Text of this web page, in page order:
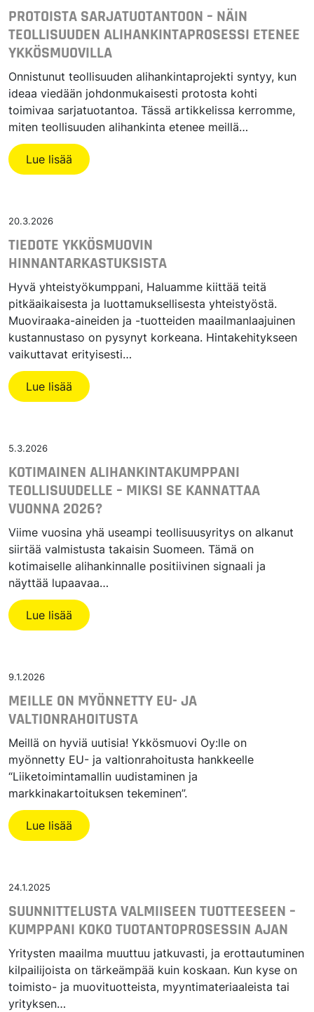
PROTOISTA SARJATUOTANTOON – NÄIN
TEOLLISUUDEN ALIHANKINTAPROSESSI ETENEE
YKKÖSMUOVILLA
Onnistunut teollisuuden alihankintaprojekti syntyy, kun
ideaa viedään johdonmukaisesti protosta kohti
toimivaa sarjatuotantoa. Tässä artikkelissa kerromme,
miten teollisuuden alihankinta etenee meillä…
Lue lisää
20.3.2026
TIEDOTE YKKÖSMUOVIN
HINNANTARKASTUKSISTA
Hyvä yhteistyökumppani, Haluamme kiittää teitä
pitkäaikaisesta ja luottamuksellisesta yhteistyöstä.
Muoviraaka-aineiden ja -tuotteiden maailmanlaajuinen
kustannustaso on pysynyt korkeana. Hintakehitykseen
vaikuttavat erityisesti…
Lue lisää
5.3.2026
KOTIMAINEN ALIHANKINTAKUMPPANI
TEOLLISUUDELLE – MIKSI SE KANNATTAA
VUONNA 2026?
Viime vuosina yhä useampi teollisuusyritys on alkanut
siirtää valmistusta takaisin Suomeen. Tämä on
kotimaiselle alihankinnalle positiivinen signaali ja
näyttää lupaavaa…
Lue lisää
9.1.2026
MEILLE ON MYÖNNETTY EU- JA
VALTIONRAHOITUSTA
Meillä on hyviä uutisia! Ykkösmuovi Oy:lle on
myönnetty EU- ja valtionrahoitusta hankkeelle
“Liiketoimintamallin uudistaminen ja
markkinakartoituksen tekeminen”.
Lue lisää
24.1.2025
SUUNNITTELUSTA VALMIISEEN TUOTTEESEEN –
KUMPPANI KOKO TUOTANTOPROSESSIN AJAN
Yritysten maailma muuttuu jatkuvasti, ja erottautuminen
kilpailijoista on tärkeämpää kuin koskaan. Kun kyse on
toimisto- ja muovituotteista, myyntimateriaaleista tai
yrityksen…